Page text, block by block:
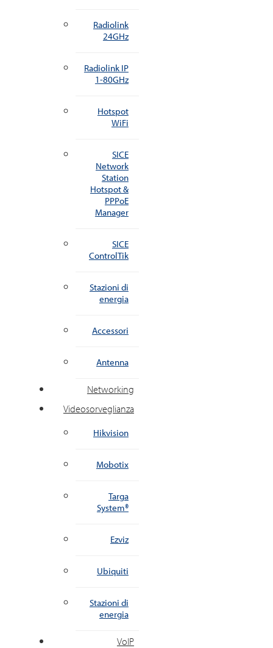
Radiolink
24GHz
Radiolink IP
1-80GHz
Hotspot
WiFi
SICE
Network
Station
Hotspot &
PPPoE
Manager
SICE
ControlTik
Stazioni di
energia
Accessori
Antenna
Networking
Videosorveglianza
Hikvision
Mobotix
Targa
System®
Ezviz
Ubiquiti
Stazioni di
energia
VoIP